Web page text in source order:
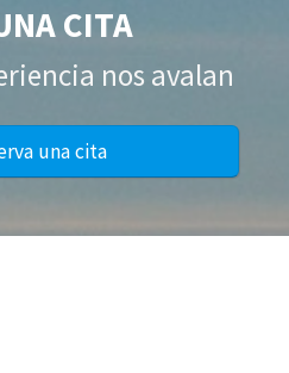
CITA
nos avalan
una cita